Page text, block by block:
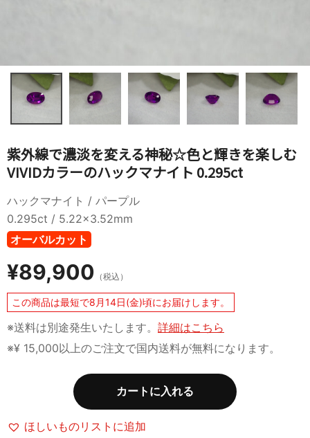
紫外線で濃淡を変える神秘☆色と輝きを楽しむ
VIVIDカラーのハックマナイト 0.295ct
ハックマナイト / パープル
0.295ct / 5.22x3.52mm
オーバルカット
¥89,900 （税込）
この商品は最短で8月14日(金)頃にお届けします。
※送料は別途発生いたします。 詳細はこちら
※¥ 15,000以上のご注文で国内送料が無料になります。
カートに入れる
ほしいものリストに追加